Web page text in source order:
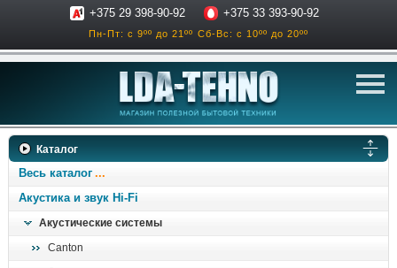
+375 29 398-90-92 +375 33 393-90-92
Пн-Пт: с 9ºº до 21ºº Сб-Вс: с 10ºº до 20ºº
телевизоры
ресиверы, усилители
Каталог
Весь каталог
Акустика и звук Hi-Fi
Акустические системы
Canton